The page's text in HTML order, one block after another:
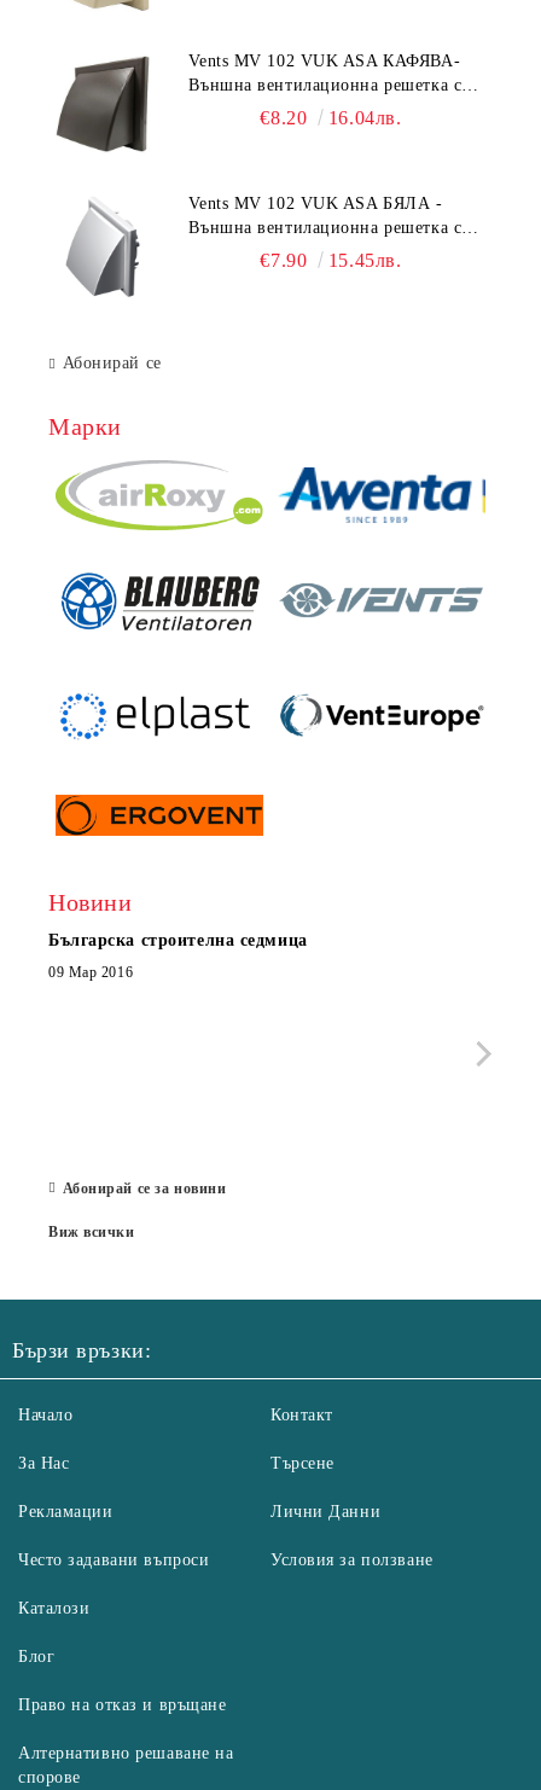
Vents MV 102 VUK ASA КАФЯВА-
Външна вентилационна решетка с
гравитачна клапа Ø 100, Ø 125,
€8.20 16.04лв.
Vents MV 102 VUK ASA БЯЛА -
Външна вентилационна решетка с
гравитачна клапа Ø 100, Ø 125,
€7.90 15.45лв.
Абонирай се
Марки
Новини
Българска строителна седмица
09 Мар 2016
Абонирай се за новини
Виж всички
Бързи връзки:
Начало
За Нас
Рекламации
Често задавани въпроси
Контакт
Търсене
Лични Данни
Условия за ползване
Каталози
Блог
Право на отказ и връщане
Алтернативно решаване на
спорове